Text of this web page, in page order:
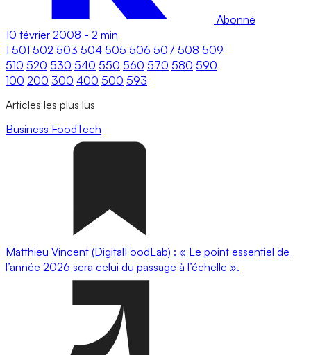
Abonné
10 février 2008 - 2 min
1 501 502 503 504 505 506 507 508 509
510 520 530 540 550 560 570 580 590
100 200 300 400 500 593
Articles les plus lus
Business FoodTech
Matthieu Vincent (DigitalFoodLab) : « Le point essentiel de
l’année 2026 sera celui du passage à l’échelle ».